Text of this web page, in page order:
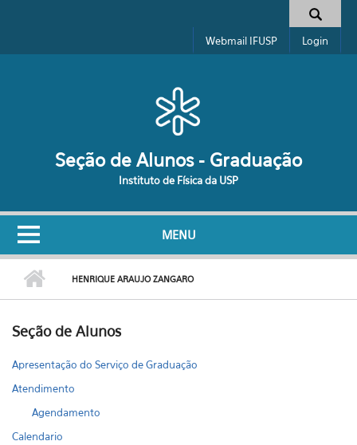
Formulário de busca
Webmail IFUSP Login
Seção de Alunos - Graduação
Instituto de Física da USP
MENU
HENRIQUE ARAUJO ZANGARO
Seção de Alunos
Apresentação do Serviço de Graduação
Atendimento
Agendamento
Calendario